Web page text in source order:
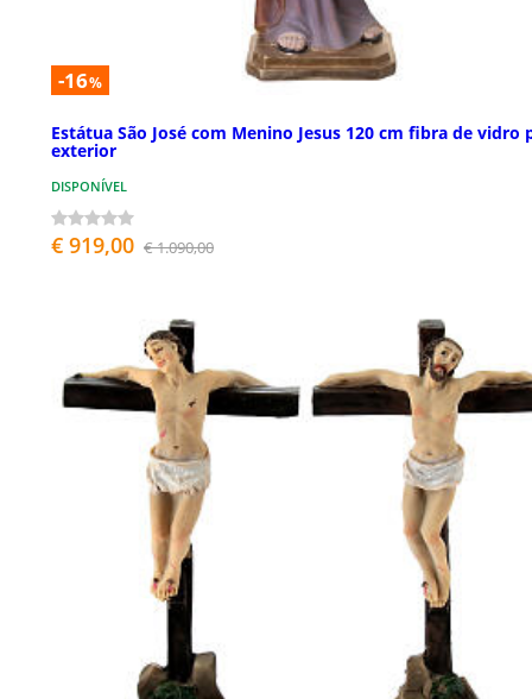
-16%
Estátua São José com Menino Jesus 120 cm fibra de vidro
exterior
DISPONÍVEL
€ 919,00 € 1.090,00